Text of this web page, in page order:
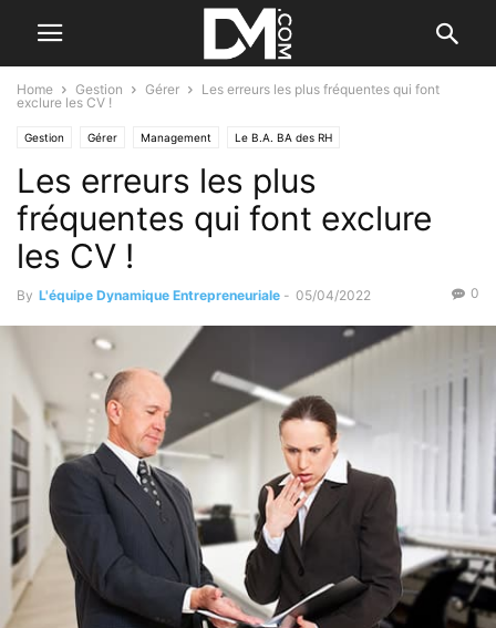
Home Gestion Gérer
Les erreurs les plus fréquentes qui font
exclure les CV !
Gestion Gérer Management Le B.A. BA des RH
Les erreurs les plus
fréquentes qui font exclure
les CV !
By L'équipe Dynamique Entrepreneuriale - 05/04/2022 0